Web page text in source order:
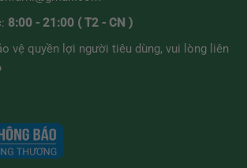
8:00 - 21:00 ( T2 - CN )
vệ quyền lợi người tiêu dùng, vui lòng liên